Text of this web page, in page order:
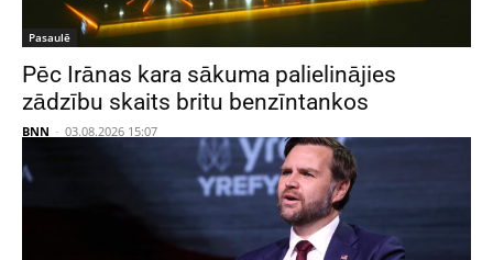
Pasaulē
Pēc Irānas kara sākuma palielinājies
zādzību skaits britu benzīntankos
BNN - 03.08.2026 15:07